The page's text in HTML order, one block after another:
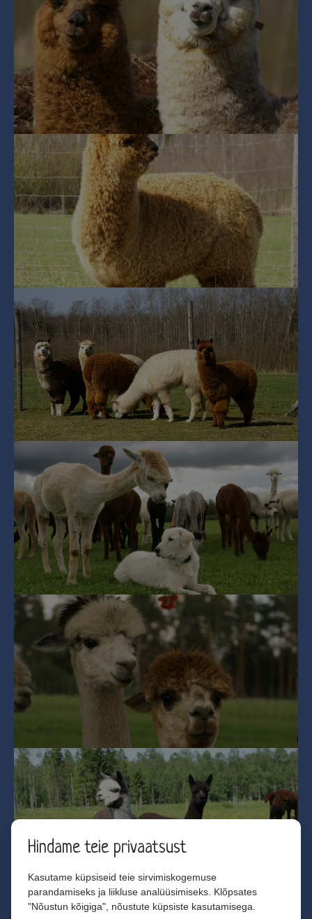
Hindame teie privaatsust
Kasutame küpsiseid teie sirvimiskogemuse
parandamiseks ja liikluse analüüsimiseks. Klõpsates
"Nõustun kõigiga", nõustute küpsiste kasutamisega.